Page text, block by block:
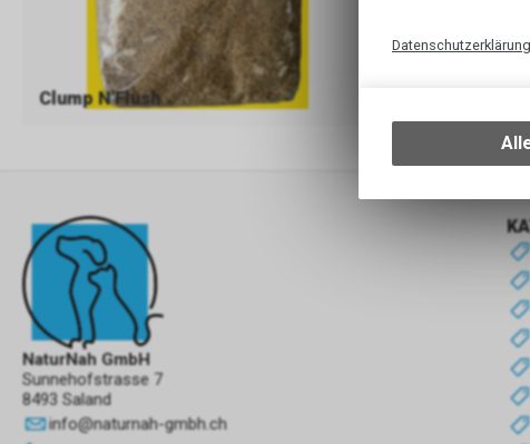
Clump N'Flush
NaturNah GmbH
Sunnehofstrasse 7
8493 Saland
info@naturnah-gmbh.ch
Datenschutzerklärung